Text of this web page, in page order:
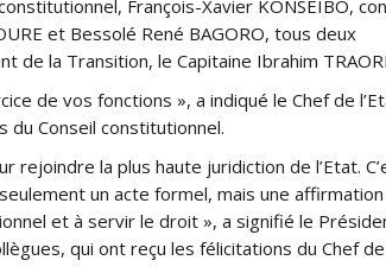
François-Xavier KONSEIBO,
et Bessolé René BAGORO, tous deux
la Transition, le Capitaine Ibrahim
de vos fonctions », a indiqué le Chef de
du Conseil constitutionnel.
la plus haute juridiction de l’Etat.
un acte formel, mais une affirmation
et à servir le droit », a signifié le
qui ont reçu les félicitations du Chef de